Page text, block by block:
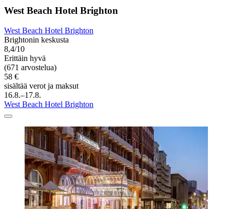
West Beach Hotel Brighton
West Beach Hotel Brighton
Brightonin keskusta
8,4/10
Erittäin hyvä
(671 arvostelua)
58 €
sisältää verot ja maksut
16.8.–17.8.
West Beach Hotel Brighton